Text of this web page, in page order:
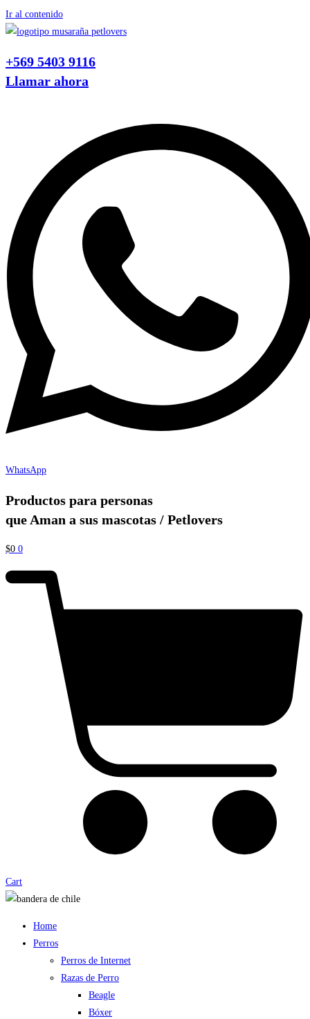
Ir al contenido
+569 5403 9116
Llamar ahora
WhatsApp
Productos para personas
que Aman a sus mascotas / Petlovers
$0 0
Cart
Home
Perros
Perros de Internet
Razas de Perro
Beagle
Bóxer